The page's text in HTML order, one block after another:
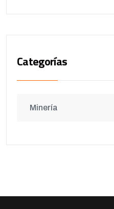
Categorías
Minería